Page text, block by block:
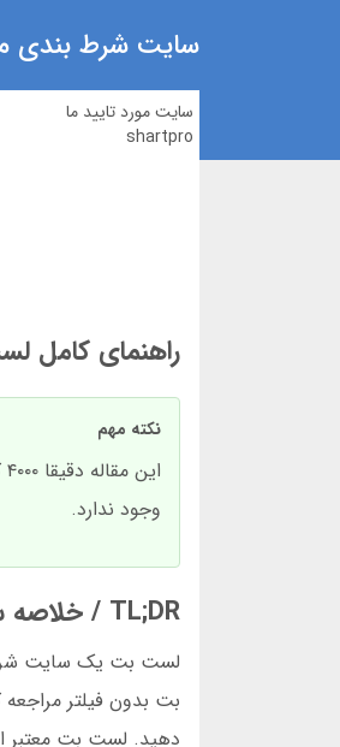
سایت شرط بندی
سایت مورد تایید ما
shartpro
راهنمای کامل
نکته مهم
وجود ندارد.
TL;DR / خلاصه سریع
بت بدون فیلتر مراجعه
دهید. لست بت معتبر